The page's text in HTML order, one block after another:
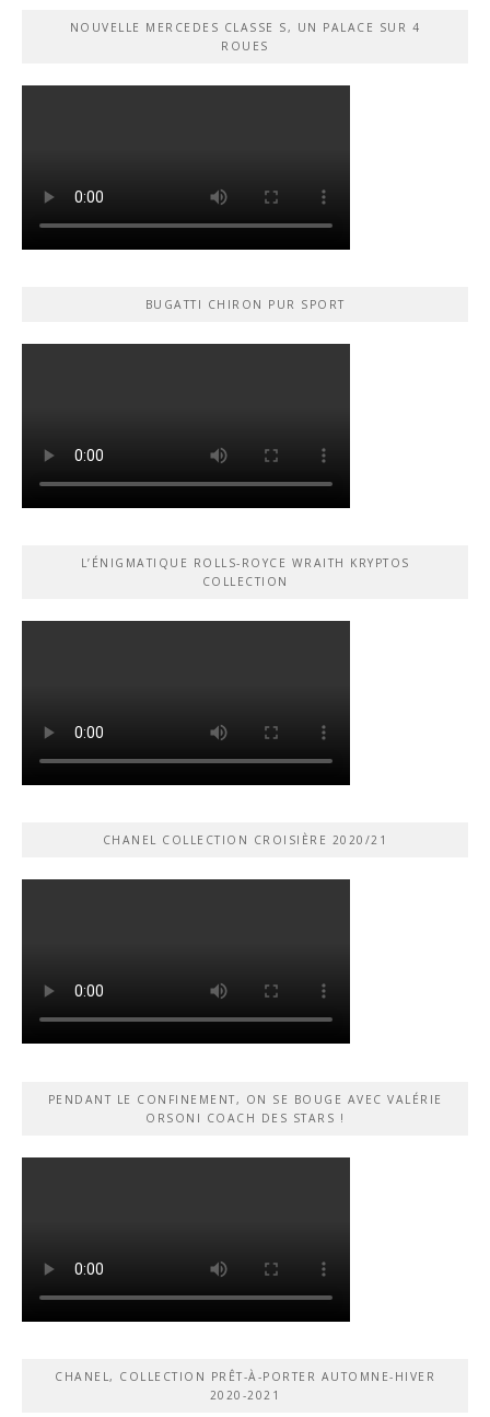
NOUVELLE MERCEDES CLASSE S, UN PALACE SUR 4
ROUES
BUGATTI CHIRON PUR SPORT
L’ÉNIGMATIQUE ROLLS-ROYCE WRAITH KRYPTOS
COLLECTION
CHANEL COLLECTION CROISIÈRE 2020/21
PENDANT LE CONFINEMENT, ON SE BOUGE AVEC VALÉRIE
ORSONI COACH DES STARS !
CHANEL, COLLECTION PRÊT-À-PORTER AUTOMNE-HIVER
2020-2021